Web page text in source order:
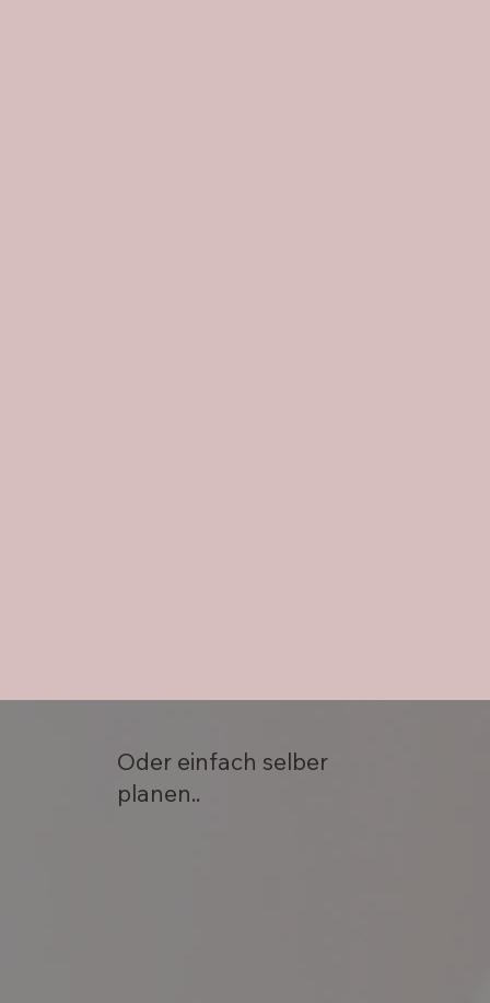
Oder einfach selber
planen..